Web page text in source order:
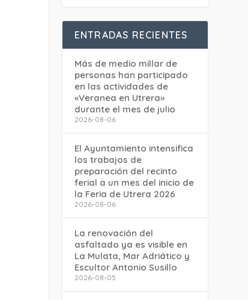
ENTRADAS RECIENTES
Más de medio millar de
personas han participado
en las actividades de
«Veranea en Utrera»
durante el mes de julio
2026-08-06
El Ayuntamiento intensifica
los trabajos de
preparación del recinto
ferial a un mes del inicio de
la Feria de Utrera 2026
2026-08-06
La renovación del
asfaltado ya es visible en
La Mulata, Mar Adriático y
Escultor Antonio Susillo
2026-08-05